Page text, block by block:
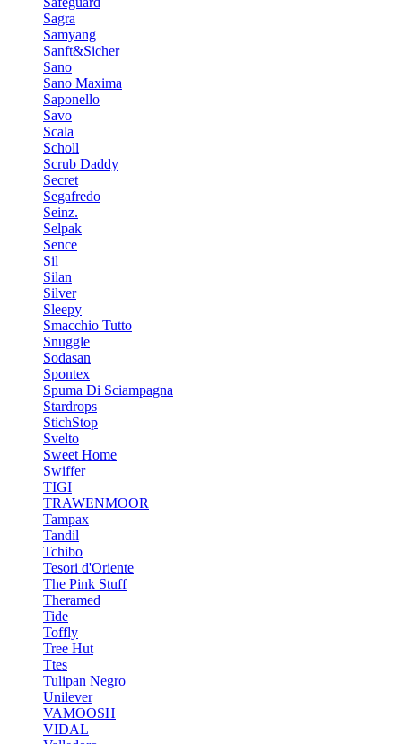
Sagra
Samyang
Sanft&Sicher
Sano
Sano Maxima
Saponello
Savo
Scala
Scholl
Scrub Daddy
Secret
Segafredo
Seinz.
Selpak
Sence
Sil
Silan
Silver
Sleepy
Smacchio Tutto
Snuggle
Sodasan
Spontex
Spuma Di Sciampagna
Stardrops
StichStop
Svelto
Sweet Home
Swiffer
TIGI
TRAWENMOOR
Tampax
Tandil
Tchibo
Tesori d'Oriente
The Pink Stuff
Theramed
Tide
Toffly
Tree Hut
Ttes
Tulipan Negro
Unilever
VAMOOSH
VIDAL